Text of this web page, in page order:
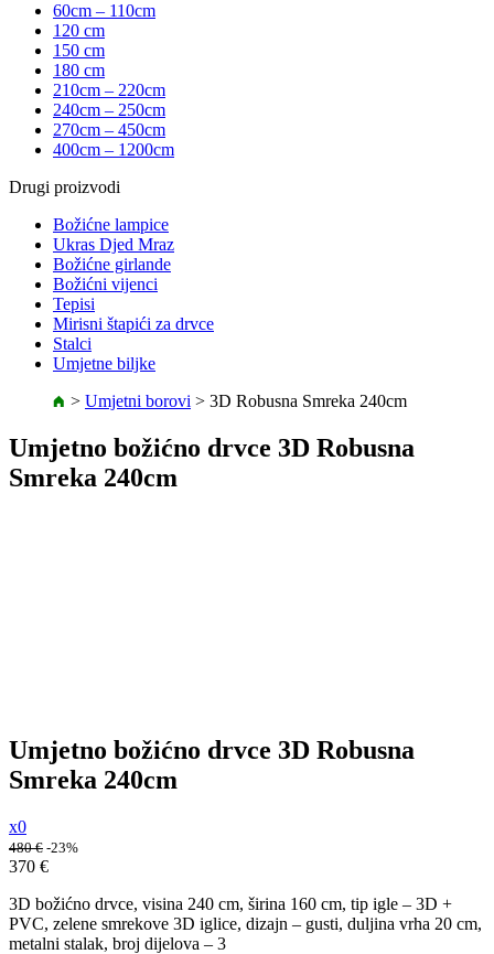
60cm – 110cm
120 cm
150 cm
180 cm
210cm – 220cm
240cm – 250cm
270cm – 450cm
400cm – 1200cm
Drugi proizvodi
Božićne lampice
Ukras Djed Mraz
Božićne girlande
Božićni vijenci
Tepisi
Mirisni štapići za drvce
Stalci
Umjetne biljke
> Umjetni borovi > 3D Robusna Smreka 240cm
Umjetno božićno drvce 3D Robusna
Smreka 240cm
Umjetno božićno drvce 3D Robusna
Smreka 240cm
x0
480€ -23%
370 €
3D božićno drvce, visina 240 cm, širina 160 cm, tip igle – 3D +
PVC, zelene smrekove 3D iglice, dizajn – gusti, duljina vrha 20 cm,
metalni stalak, broj dijelova – 3